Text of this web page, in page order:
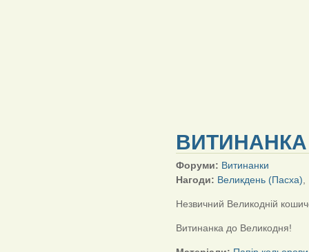
Форуми: Витинанки
Нагоди: Великдень (Пасха)
Незвичний Великодній
Витинанка до Великодня!